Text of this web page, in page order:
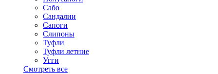
Сабо
Сандалии
Сапоги
Слипоны
Туфли
Туфли летние
Угги
Смотреть все